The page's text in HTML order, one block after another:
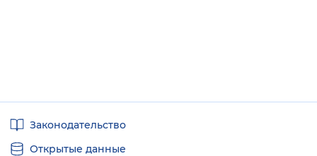
ссылкиЗаконодательство
Открытые данные